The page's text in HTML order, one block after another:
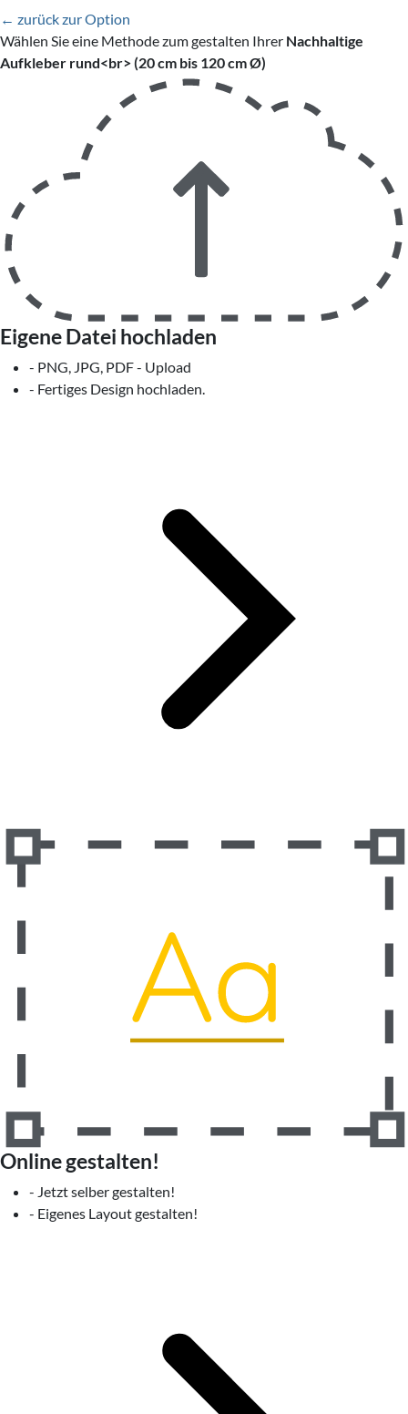
← zurück zur Option
Wählen Sie eine Methode zum gestalten Ihrer Nachhaltige
Aufkleber rund<br> (20 cm bis 120 cm Ø)
Eigene Datei hochladen
- PNG, JPG, PDF - Upload
- Fertiges Design hochladen.
Online gestalten!
- Jetzt selber gestalten!
- Eigenes Layout gestalten!